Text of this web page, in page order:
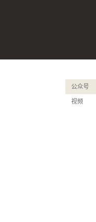
公众号
视频